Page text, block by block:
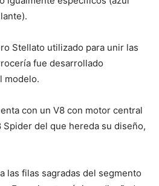
Stellato utilizado para unir las
fue desarrollado
modelo.
con un V8 con motor central
del que hereda su diseño,
las filas sagradas del segmento